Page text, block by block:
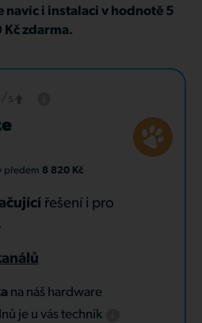
navíc i instalaci v hodnotě 5
Kč zdarma.
předem 8 820 Kč
řešení i pro
na náš hardware
je u vás technik